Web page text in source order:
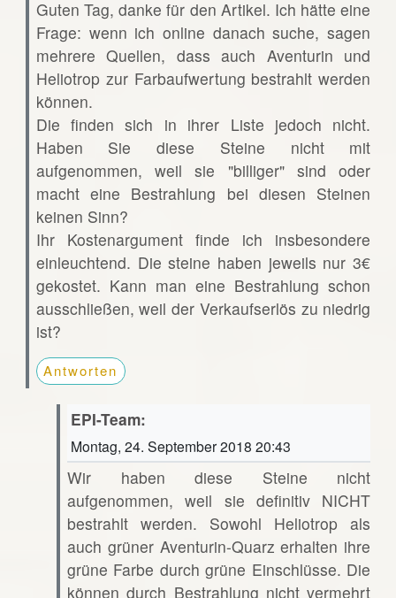
Guten Tag, danke für den Artikel. Ich hätte eine
Frage: wenn ich online danach suche, sagen
mehrere Quellen, dass auch Aventurin und
Heliotrop zur Farbaufwertung bestrahlt werden
können.
Die finden sich in ihrer Liste jedoch nicht.
Haben Sie diese Steine nicht mit
aufgenommen, weil sie "billiger" sind oder
macht eine Bestrahlung bei diesen Steinen
keinen Sinn?
Ihr Kostenargument finde ich insbesondere
einleuchtend. Die steine haben jeweils nur 3€
gekostet. Kann man eine Bestrahlung schon
ausschließen, weil der Verkaufserlös zu niedrig
ist?
Antworten
EPI-Team:
Montag, 24. September 2018 20:43
Wir haben diese Steine nicht
aufgenommen, weil sie definitiv NICHT
bestrahlt werden. Sowohl Heliotrop als
auch grüner Aventurin-Quarz erhalten ihre
grüne Farbe durch grüne Einschlüsse. Die
können durch Bestrahlung nicht vermehrt